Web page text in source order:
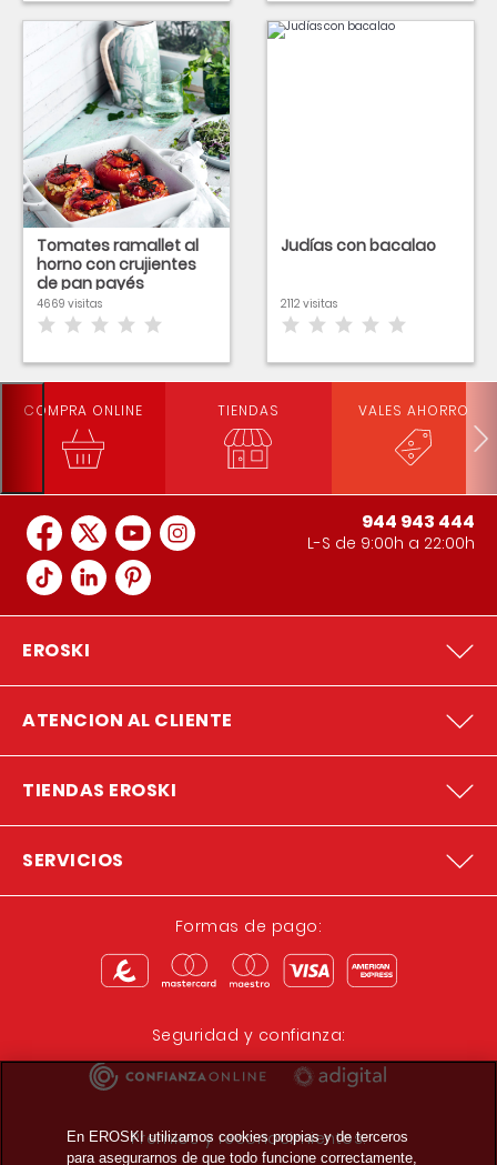
Tomates ramallet al
horno con crujientes
de pan payés
4669 visitas
Judías con bacalao
2112 visitas
COMPRA ONLINE TIENDAS VALES AHORRO
944 943 444
L-S de 9:00h a 22:00h
EROSKI
ATENCION AL CLIENTE
TIENDAS EROSKI
SERVICIOS
Formas de pago:
Seguridad y confianza:
Premios y reconocimientos:
En EROSKI utilizamos cookies propias y de terceros
para asegurarnos de que todo funcione correctamente,